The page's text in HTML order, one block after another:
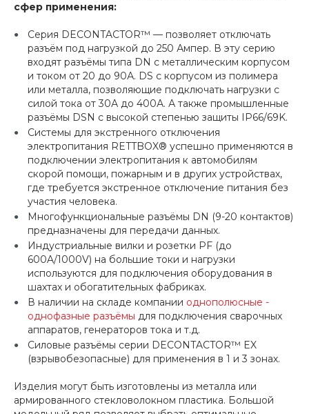
сфер применения:
Серия DECONTACTOR™ — позволяет отключать
разъём под нагрузкой до 250 Ампер. В эту серию
входят разъёмы типа DN c металлическим корпусом
и током от 20 до 90А. DS с корпусом из полимера
или металла, позволяющие подключать нагрузки с
силой тока от 30А до 400А. А также промышленные
разъёмы DSN с высокой степенью защиты IP66/69K.
Системы для экстренного отключения
электропитания RETTBOX® успешно применяются в
подключении электропитания к автомобилям
скорой помощи, пожарным и в других устройствах,
где требуется экстренное отключение питания без
участия человека.
Многофункциональные разъёмы DN (9-20 контактов)
предназначены для передачи данных.
Индустриальные вилки и розетки PF (до
600A/1000V) на большие токи и нагрузки
используются для подключения оборудования в
шахтах и обогатительных фабриках.
В наличии на складе компании однополюсные -
однофазные разъёмы для подключения сварочных
аппаратов, генераторов тока и т.д.
Силовые разъёмы серии DECONTACTOR™ EX
(взрывобезопасные) для применения в 1 и 3 зонах.
Изделия могут быть изготовлены из металла или
армированного стекловолокном пластика. Большой